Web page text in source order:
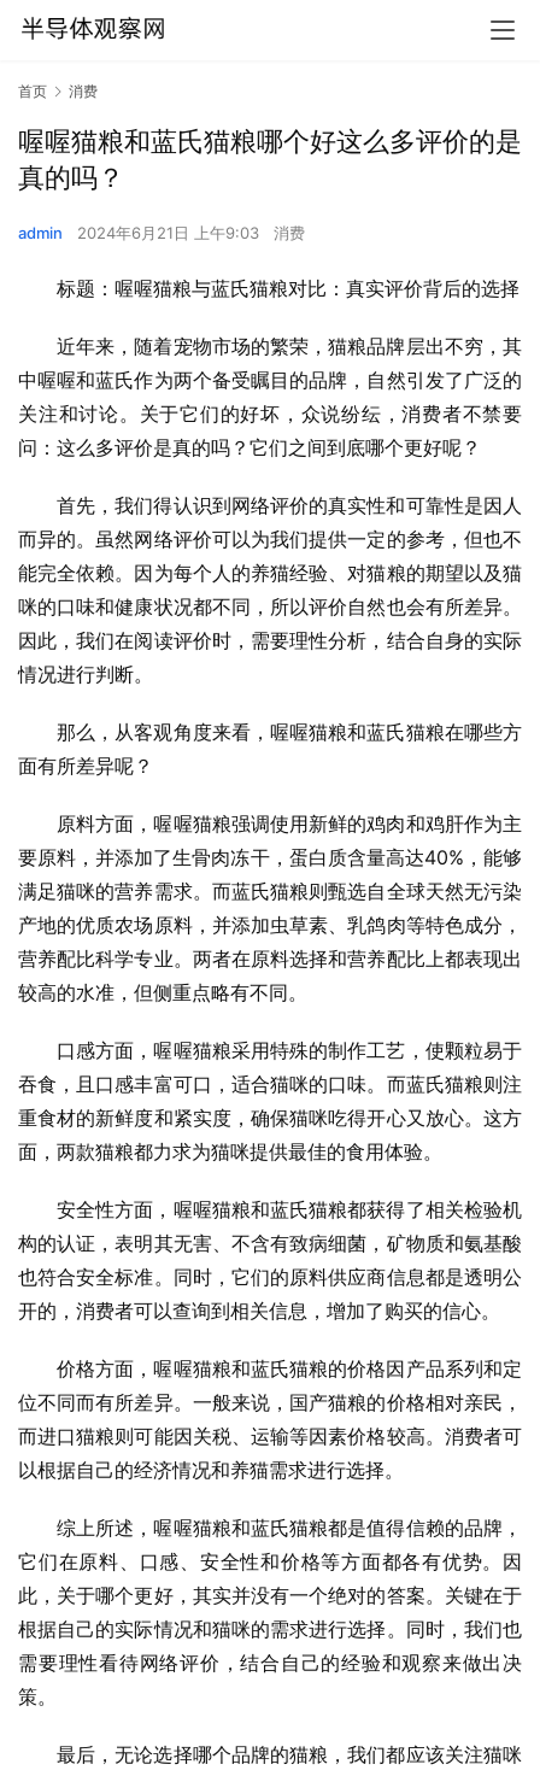
首页 消费
喔喔猫粮和蓝氏猫粮哪个好这么多评价的是
真的吗？
admin 2024年6月21日 上午9:03 消费
标题：喔喔猫粮与蓝氏猫粮对比：真实评价背后的选择
近年来，随着宠物市场的繁荣，猫粮品牌层出不穷，其
中喔喔和蓝氏作为两个备受瞩目的品牌，自然引发了广泛的
关注和讨论。关于它们的好坏，众说纷纭，消费者不禁要
问：这么多评价是真的吗？它们之间到底哪个更好呢？
首先，我们得认识到网络评价的真实性和可靠性是因人
而异的。虽然网络评价可以为我们提供一定的参考，但也不
能完全依赖。因为每个人的养猫经验、对猫粮的期望以及猫
咪的口味和健康状况都不同，所以评价自然也会有所差异。
因此，我们在阅读评价时，需要理性分析，结合自身的实际
情况进行判断。
那么，从客观角度来看，喔喔猫粮和蓝氏猫粮在哪些方
面有所差异呢？
原料方面，喔喔猫粮强调使用新鲜的鸡肉和鸡肝作为主
要原料，并添加了生骨肉冻干，蛋白质含量高达40%，能够
满足猫咪的营养需求。而蓝氏猫粮则甄选自全球天然无污染
产地的优质农场原料，并添加虫草素、乳鸽肉等特色成分，
营养配比科学专业。两者在原料选择和营养配比上都表现出
较高的水准，但侧重点略有不同。
口感方面，喔喔猫粮采用特殊的制作工艺，使颗粒易于
吞食，且口感丰富可口，适合猫咪的口味。而蓝氏猫粮则注
重食材的新鲜度和紧实度，确保猫咪吃得开心又放心。这方
面，两款猫粮都力求为猫咪提供最佳的食用体验。
安全性方面，喔喔猫粮和蓝氏猫粮都获得了相关检验机
构的认证，表明其无害、不含有致病细菌，矿物质和氨基酸
也符合安全标准。同时，它们的原料供应商信息都是透明公
开的，消费者可以查询到相关信息，增加了购买的信心。
价格方面，喔喔猫粮和蓝氏猫粮的价格因产品系列和定
位不同而有所差异。一般来说，国产猫粮的价格相对亲民，
而进口猫粮则可能因关税、运输等因素价格较高。消费者可
以根据自己的经济情况和养猫需求进行选择。
综上所述，喔喔猫粮和蓝氏猫粮都是值得信赖的品牌，
它们在原料、口感、安全性和价格等方面都各有优势。因
此，关于哪个更好，其实并没有一个绝对的答案。关键在于
根据自己的实际情况和猫咪的需求进行选择。同时，我们也
需要理性看待网络评价，结合自己的经验和观察来做出决
策。
最后，无论选择哪个品牌的猫粮，我们都应该关注猫咪